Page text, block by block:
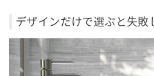
デザインだけで選ぶと失敗